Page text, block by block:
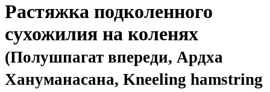
Растяжка подколенного
сухожилия на коленях
(Полушпагат впереди, Ардха
Хануманасана, Kneeling hamstring